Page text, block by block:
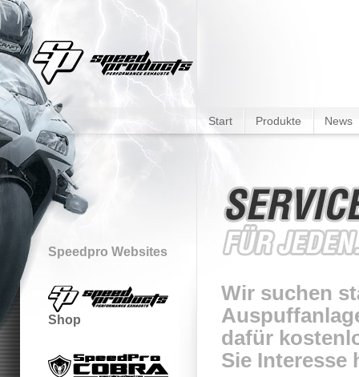
Start Produkte News
Speedpro Websites
Shop
Wir suchen
dafür
Sie Interesse